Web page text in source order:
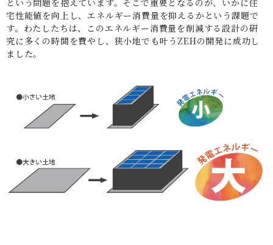
宅性能値を向上し、エネルギー消費量を抑えるかという課題で
す。わたしたちは、このエネルギー消費量を削減する設計の研
究に多くの時間を費やし、狭小地でも叶うZEHの開発に成功し
ました。